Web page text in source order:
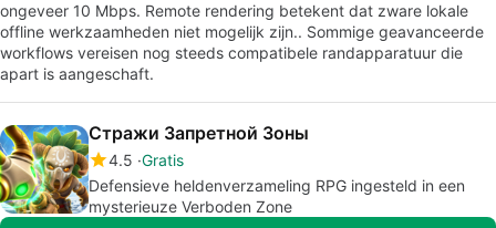
ongeveer 10 Mbps. Remote rendering betekent dat zware lokale
offline werkzaamheden niet mogelijk zijn.. Sommige geavanceerde
workflows vereisen nog steeds compatibele randapparatuur die
apart is aangeschaft.
Стражи Запретной Зоны
4.5 Gratis
Defensieve heldenverzameling RPG ingesteld in een
mysterieuze Verboden Zone